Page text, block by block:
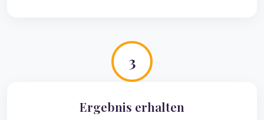
3
Ergebnis erhalten